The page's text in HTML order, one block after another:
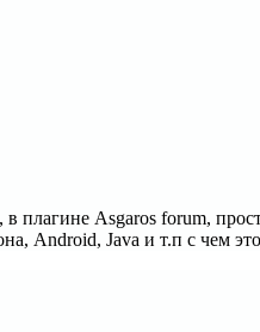
Asgaros forum,
Android, Java и т.п с чем